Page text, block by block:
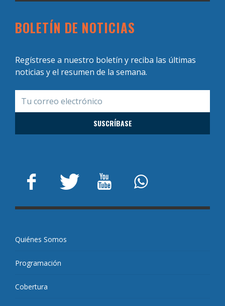
BOLETÍN DE NOTICIAS
Regístrese a nuestro boletín y reciba las últimas
noticias y el resumen de la semana.
Quiénes Somos
Programación
Cobertura